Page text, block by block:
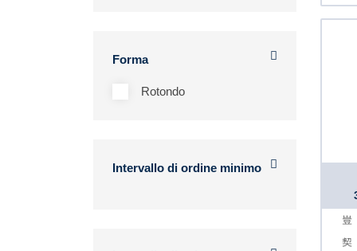
Forma
Rotondo
Intervallo di ordine minimo